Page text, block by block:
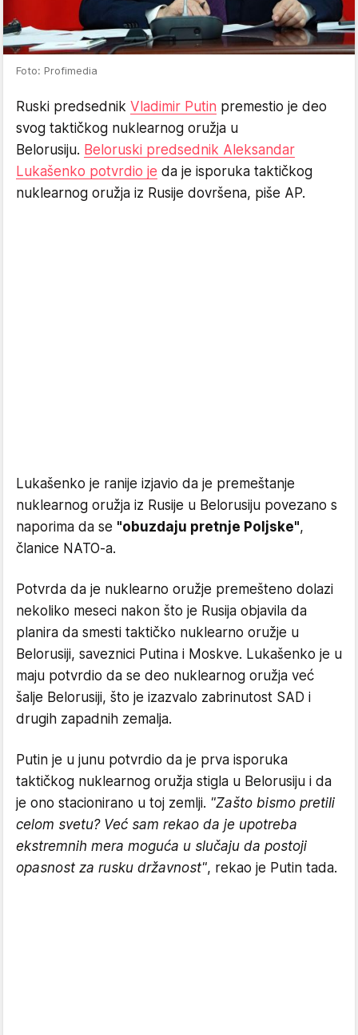
Foto: Profimedia
Ruski predsednik Vladimir Putin premestio je deo
svog taktičkog nuklearnog oružja u
Belorusiju. Beloruski predsednik Aleksandar
Lukašenko potvrdio je da je isporuka taktičkog
nuklearnog oružja iz Rusije dovršena, piše AP.
Lukašenko je ranije izjavio da je premeštanje
nuklearnog oružja iz Rusije u Belorusiju povezano s
naporima da se "obuzdaju pretnje Poljske",
članice NATO-a.
Potvrda da je nuklearno oružje premešteno dolazi
nekoliko meseci nakon što je Rusija objavila da
planira da smesti taktičko nuklearno oružje u
Belorusiji, saveznici Putina i Moskve. Lukašenko je u
maju potvrdio da se deo nuklearnog oružja već
šalje Belorusiji, što je izazvalo zabrinutost SAD i
drugih zapadnih zemalja.
Putin je u junu potvrdio da je prva isporuka
taktičkog nuklearnog oružja stigla u Belorusiju i da
je ono stacionirano u toj zemlji. "Zašto bismo pretili
celom svetu? Već sam rekao da je upotreba
ekstremnih mera moguća u slučaju da postoji
opasnost za rusku državnost", rekao je Putin tada.